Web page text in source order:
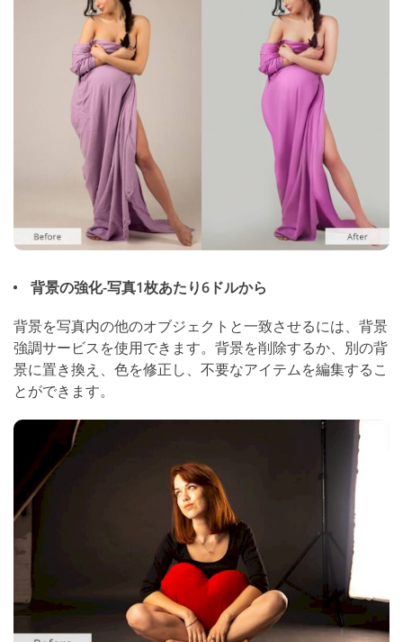
背景の強化-写真1枚あたり6ドルから
背景を写真内の他のオブジェクトと一致させるには、背景
強調サービスを使用できます。背景を削除するか、別の背
景に置き換え、色を修正し、不要なアイテムを編集するこ
とができます。